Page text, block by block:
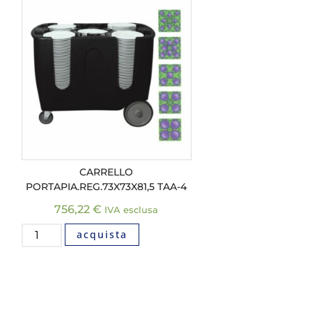
CARRELLO
PORTAPIA.REG.73X73X81,5 TAA-4
756,22€ IVA esclusa
acquista